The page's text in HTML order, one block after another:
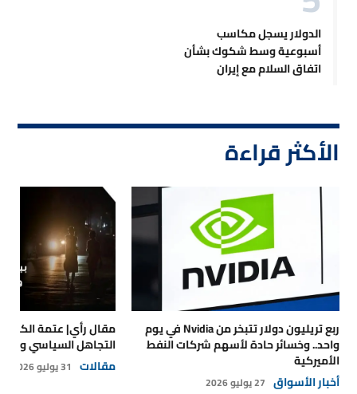
الدولار يسجل مكاسب
أسبوعية وسط شكوك بشأن
اتفاق السلام مع إيران
الأكثر قراءة
ربع تريليون دولار تتبخر من Nvidia في يوم
واحد.. وخسائر حادة لأسهم شركات النفط
الأميركية
أخبار الأسواق 27 يوليو 2026
مقال رأي| عتمة
التجاهل السياسي
مقالات 31 يوليو 2026